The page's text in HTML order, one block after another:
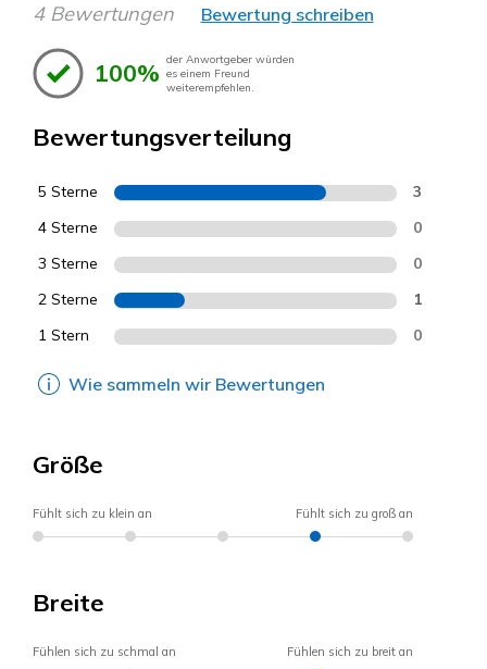
4 Bewertungen Bewertung schreiben
100% der Anwortgeber würden
es einem Freund
weiterempfehlen.
Bewertungsverteilung
5 Sterne 3
4 Sterne 0
3 Sterne 0
2 Sterne 1
1 Stern 0
Wie sammeln wir Bewertungen
Größe
Fühlt sich zu klein an Fühlt sich zu groß an
Breite
Fühlen sich zu schmal an Fühlen sich zu breit an